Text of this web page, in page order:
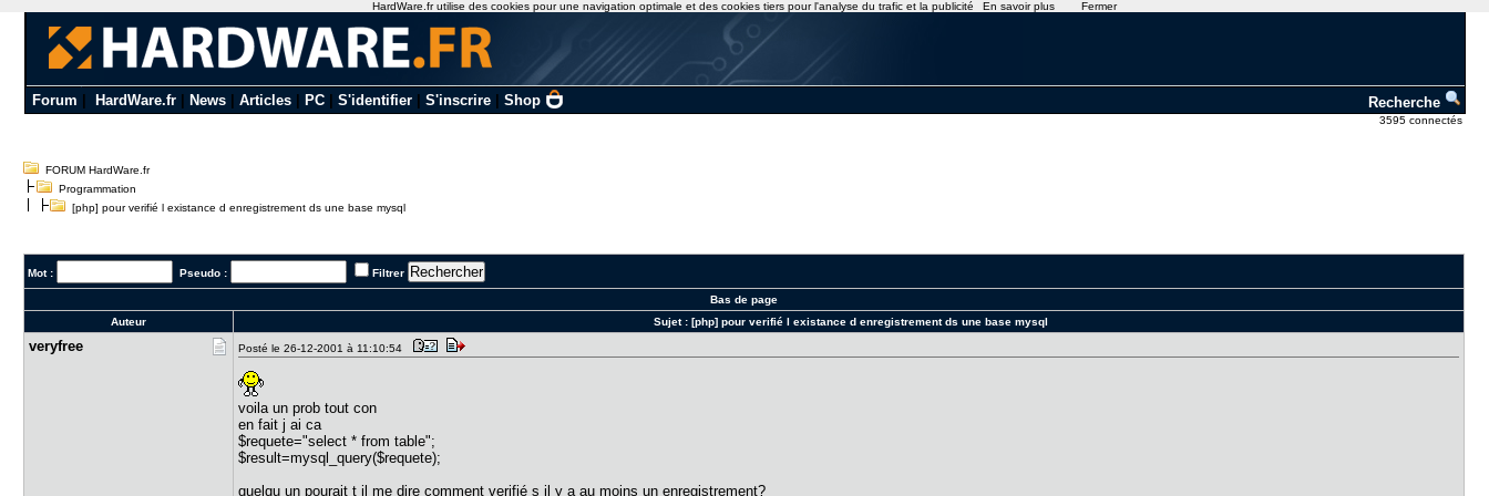
Forum HardWare.fr| News| Articles| PC| S'identifier| S'inscrire| Shop Recherche
3595 connectés
FORUM HardWare.fr
Programmation
[php] pour verifié l existance d enregistrement ds une base mysql
Mot : Pseudo : Filtrer
Bas de page
Auteur
Sujet : [php] pour verifié l existance d enregistrement ds une base mysql
veryfree Posté le 26-12-2001 à 11:10:54
voila un prob tout con
en fait j ai ca
$requete="select * from table";
$result=mysql_query($requete);
quelqu un pourait t il me dire comment verifié s il y a au moins un enregistrement?
HardWare.fr utilise des cookies pour une navigation optimale et des cookies tiers pour l'analyse du trafic et la publicité En savoir plus Fermer